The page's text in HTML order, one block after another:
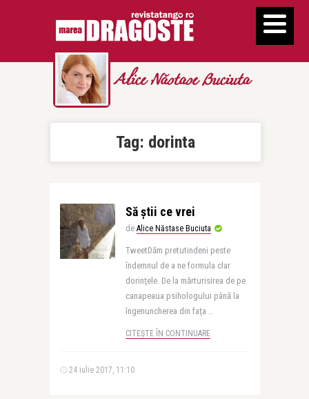
Alice Năstase Buciuta
Tag: dorinta
Să știi ce vrei
de Alice Năstase Buciuta
TweetDăm pretutindeni peste
îndemnul de a ne formula clar
dorinţele. De la mărturisirea de pe
canapeaua psihologului până la
îngenuncherea din faţa ..
CITEȘTE ÎN CONTINUARE
24 iulie 2017, 11:10